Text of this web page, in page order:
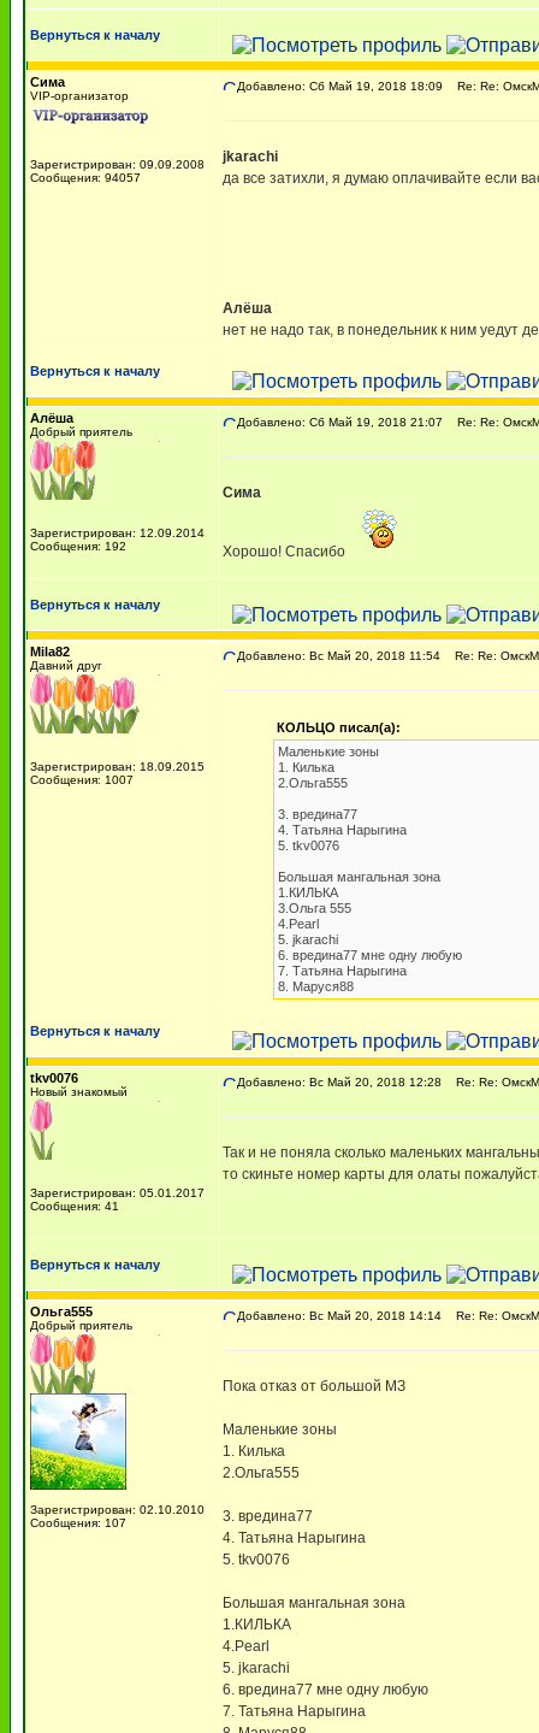
Вернуться к началу
Сима
VIP-организатор
Зарегистрирован: 09.09.2008
Сообщения: 94057
Добавлено: Сб Май 19, 2018 18:09 Re: Re:
jkarachi
да все затихли, я думаю оплачивайте если
Алёша
нет не надо так, в понедельник к ним уедут
Вернуться к началу
Алёша
Добрый приятель
Зарегистрирован: 12.09.2014
Сообщения: 192
Добавлено: Сб Май 19, 2018 21:07 Re: Re:
Сима
Хорошо! Спасибо
Вернуться к началу
Mila82
Давний друг
Зарегистрирован: 18.09.2015
Сообщения: 1007
Добавлено: Вс Май 20, 2018 11:54 Re: Re:
КОЛЬЦО писал(а):
Маленькие зоны
1. Килька
2.Ольга555
3. вредина77
4. Татьяна Нарыгина
5. tkv0076
Большая мангальная зона
1.КИЛЬКА
3.Ольга 555
4.Pearl
5. jkarachi
6. вредина77 мне одну любую
7. Татьяна Нарыгина
8. Маруся88
Вернуться к началу
tkv0076
Новый знакомый
Зарегистрирован: 05.01.2017
Сообщения: 41
Добавлено: Вс Май 20, 2018 12:28 Re: Re:
Так и не поняла сколько маленьких
то скиньте номер карты для олаты
Вернуться к началу
Ольга555
Добрый приятель
Зарегистрирован: 02.10.2010
Сообщения: 107
Добавлено: Вс Май 20, 2018 14:14 Re: Re:
Пока отказ от большой МЗ
Маленькие зоны
1. Килька
2.Ольга555
3. вредина77
4. Татьяна Нарыгина
5. tkv0076
Большая мангальная зона
1.КИЛЬКА
4.Pearl
5. jkarachi
6. вредина77 мне одну любую
7. Татьяна Нарыгина